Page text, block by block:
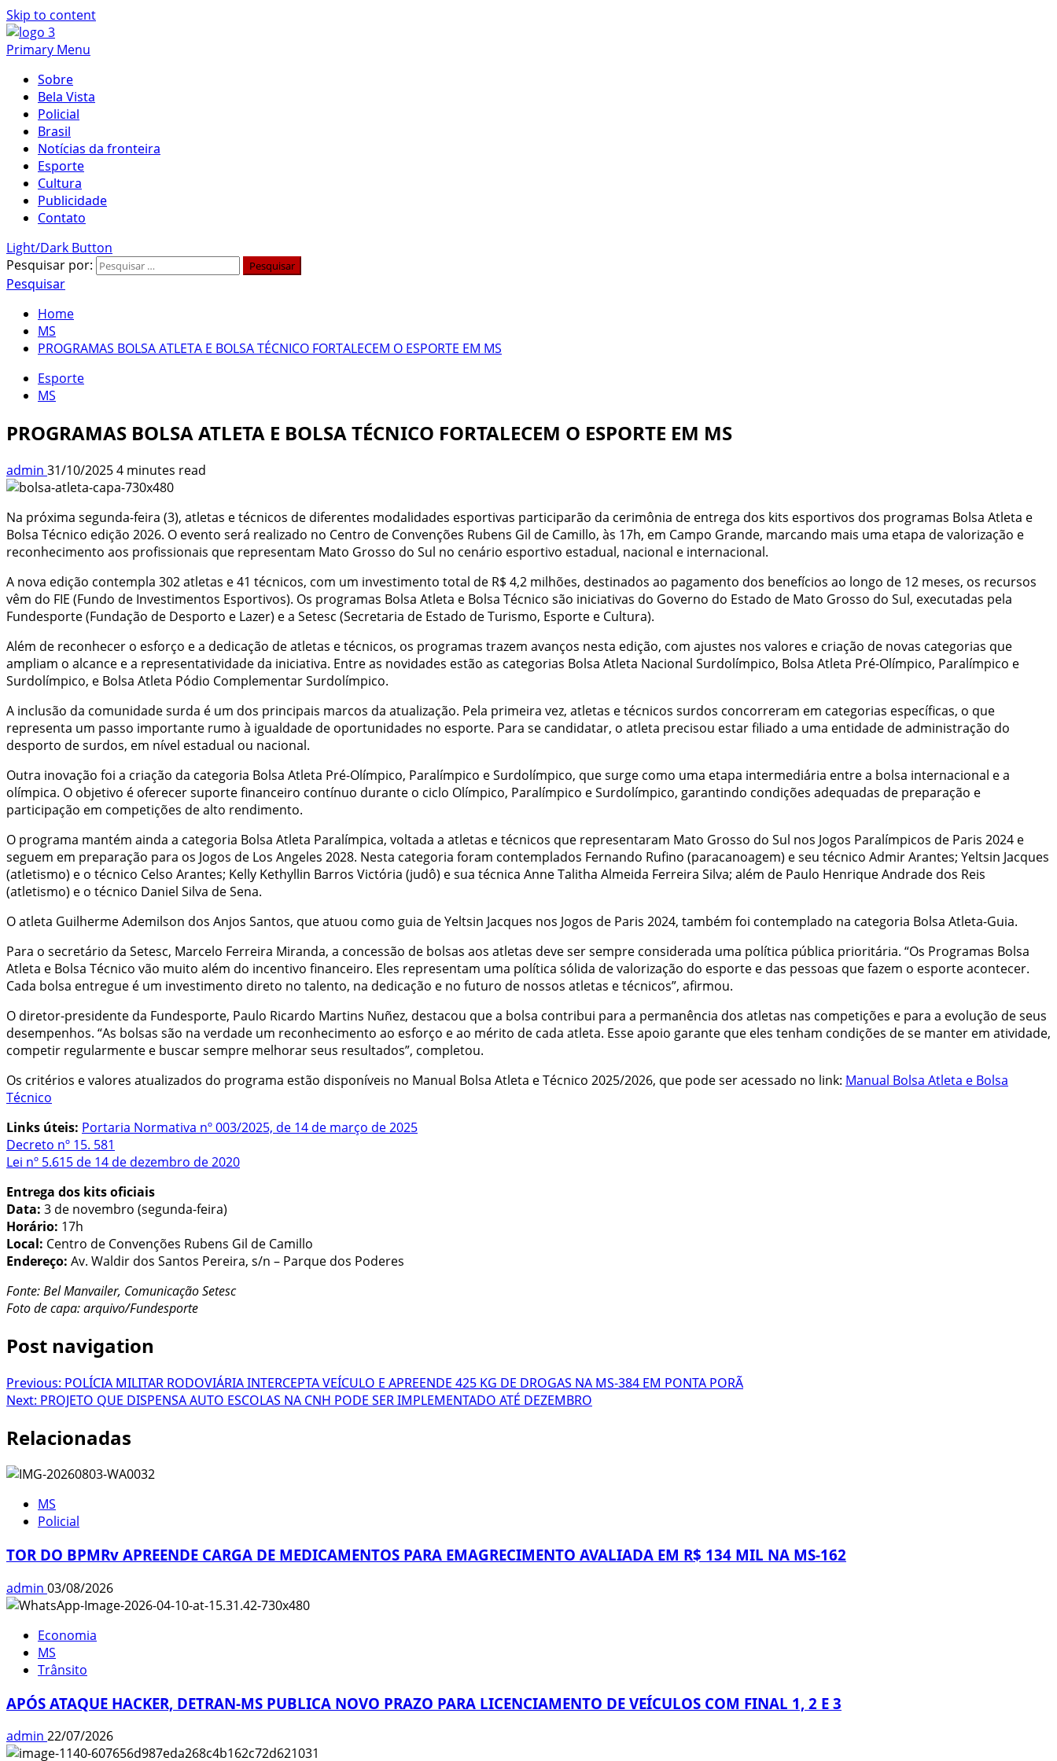
Skip to content
Primary Menu
Sobre
Bela Vista
Policial
Brasil
Notícias da fronteira
Esporte
Cultura
Publicidade
Contato
Light/Dark Button
Pesquisar por:
Pesquisar
Home
MS
PROGRAMAS BOLSA ATLETA E BOLSA TÉCNICO FORTALECEM O ESPORTE EM MS
Esporte
MS
PROGRAMAS BOLSA ATLETA E BOLSA TÉCNICO FORTALECEM O ESPORTE EM MS
admin 31/10/20254 minutes read
Na próxima segunda-feira (3), atletas e técnicos de diferentes modalidades esportivas participarão da cerimônia de entrega dos kits esportivos dos programas Bolsa Atleta e
Bolsa Técnico edição 2026. O evento será realizado no Centro de Convenções Rubens Gil de Camillo, às 17h, em Campo Grande, marcando mais uma etapa de valorização e
reconhecimento aos profissionais que representam Mato Grosso do Sul no cenário esportivo estadual, nacional e internacional.
A nova edição contempla 302 atletas e 41 técnicos, com um investimento total de R$ 4,2 milhões, destinados ao pagamento dos benefícios ao longo de 12 meses, os recursos
vêm do FIE (Fundo de Investimentos Esportivos). Os programas Bolsa Atleta e Bolsa Técnico são iniciativas do Governo do Estado de Mato Grosso do Sul, executadas pela
Fundesporte (Fundação de Desporto e Lazer) e a Setesc (Secretaria de Estado de Turismo, Esporte e Cultura).
Além de reconhecer o esforço e a dedicação de atletas e técnicos, os programas trazem avanços nesta edição, com ajustes nos valores e criação de novas categorias que
ampliam o alcance e a representatividade da iniciativa. Entre as novidades estão as categorias Bolsa Atleta Nacional Surdolímpico, Bolsa Atleta Pré-Olímpico, Paralímpico e
Surdolímpico, e Bolsa Atleta Pódio Complementar Surdolímpico.
A inclusão da comunidade surda é um dos principais marcos da atualização. Pela primeira vez, atletas e técnicos surdos concorreram em categorias específicas, o que
representa um passo importante rumo à igualdade de oportunidades no esporte. Para se candidatar, o atleta precisou estar filiado a uma entidade de administração do
desporto de surdos, em nível estadual ou nacional.
Outra inovação foi a criação da categoria Bolsa Atleta Pré-Olímpico, Paralímpico e Surdolímpico, que surge como uma etapa intermediária entre a bolsa internacional e a
olímpica. O objetivo é oferecer suporte financeiro contínuo durante o ciclo Olímpico, Paralímpico e Surdolímpico, garantindo condições adequadas de preparação e
participação em competições de alto rendimento.
O programa mantém ainda a categoria Bolsa Atleta Paralímpica, voltada a atletas e técnicos que representaram Mato Grosso do Sul nos Jogos Paralímpicos de Paris 2024 e
seguem em preparação para os Jogos de Los Angeles 2028. Nesta categoria foram contemplados Fernando Rufino (paracanoagem) e seu técnico Admir Arantes; Yeltsin Jacques
(atletismo) e o técnico Celso Arantes; Kelly Kethyllin Barros Victória (judô) e sua técnica Anne Talitha Almeida Ferreira Silva; além de Paulo Henrique Andrade dos Reis
(atletismo) e o técnico Daniel Silva de Sena.
O atleta Guilherme Ademilson dos Anjos Santos, que atuou como guia de Yeltsin Jacques nos Jogos de Paris 2024, também foi contemplado na categoria Bolsa Atleta-Guia.
Para o secretário da Setesc, Marcelo Ferreira Miranda, a concessão de bolsas aos atletas deve ser sempre considerada uma política pública prioritária. “Os Programas Bolsa
Atleta e Bolsa Técnico vão muito além do incentivo financeiro. Eles representam uma política sólida de valorização do esporte e das pessoas que fazem o esporte acontecer.
Cada bolsa entregue é um investimento direto no talento, na dedicação e no futuro de nossos atletas e técnicos”, afirmou.
O diretor-presidente da Fundesporte, Paulo Ricardo Martins Nuñez, destacou que a bolsa contribui para a permanência dos atletas nas competições e para a evolução de seus
desempenhos. “As bolsas são na verdade um reconhecimento ao esforço e ao mérito de cada atleta. Esse apoio garante que eles tenham condições de se manter em atividade,
competir regularmente e buscar sempre melhorar seus resultados”, completou.
Os critérios e valores atualizados do programa estão disponíveis no Manual Bolsa Atleta e Técnico 2025/2026, que pode ser acessado no link: Manual Bolsa Atleta e Bolsa
Técnico
Links úteis: Portaria Normativa nº 003/2025, de 14 de março de 2025
Decreto nº 15. 581
Lei nº 5.615 de 14 de dezembro de 2020
Entrega dos kits oficiais
Data: 3 de novembro (segunda-feira)
Horário: 17h
Local: Centro de Convenções Rubens Gil de Camillo
Endereço: Av. Waldir dos Santos Pereira, s/n – Parque dos Poderes
Fonte: Bel Manvailer, Comunicação Setesc
Foto de capa: arquivo/Fundesporte
Post navigation
Previous: POLÍCIA MILITAR RODOVIÁRIA INTERCEPTA VEÍCULO E APREENDE 425 KG DE DROGAS NA MS-384 EM PONTA PORÃ
Next: PROJETO QUE DISPENSA AUTO ESCOLAS NA CNH PODE SER IMPLEMENTADO ATÉ DEZEMBRO
Relacionadas
MS
Policial
TOR DO BPMRv APREENDE CARGA DE MEDICAMENTOS PARA EMAGRECIMENTO AVALIADA EM R$ 134 MIL NA MS-162
admin 03/08/2026
Economia
MS
Trânsito
APÓS ATAQUE HACKER, DETRAN-MS PUBLICA NOVO PRAZO PARA LICENCIAMENTO DE VEÍCULOS COM FINAL 1, 2 E 3
admin 22/07/2026